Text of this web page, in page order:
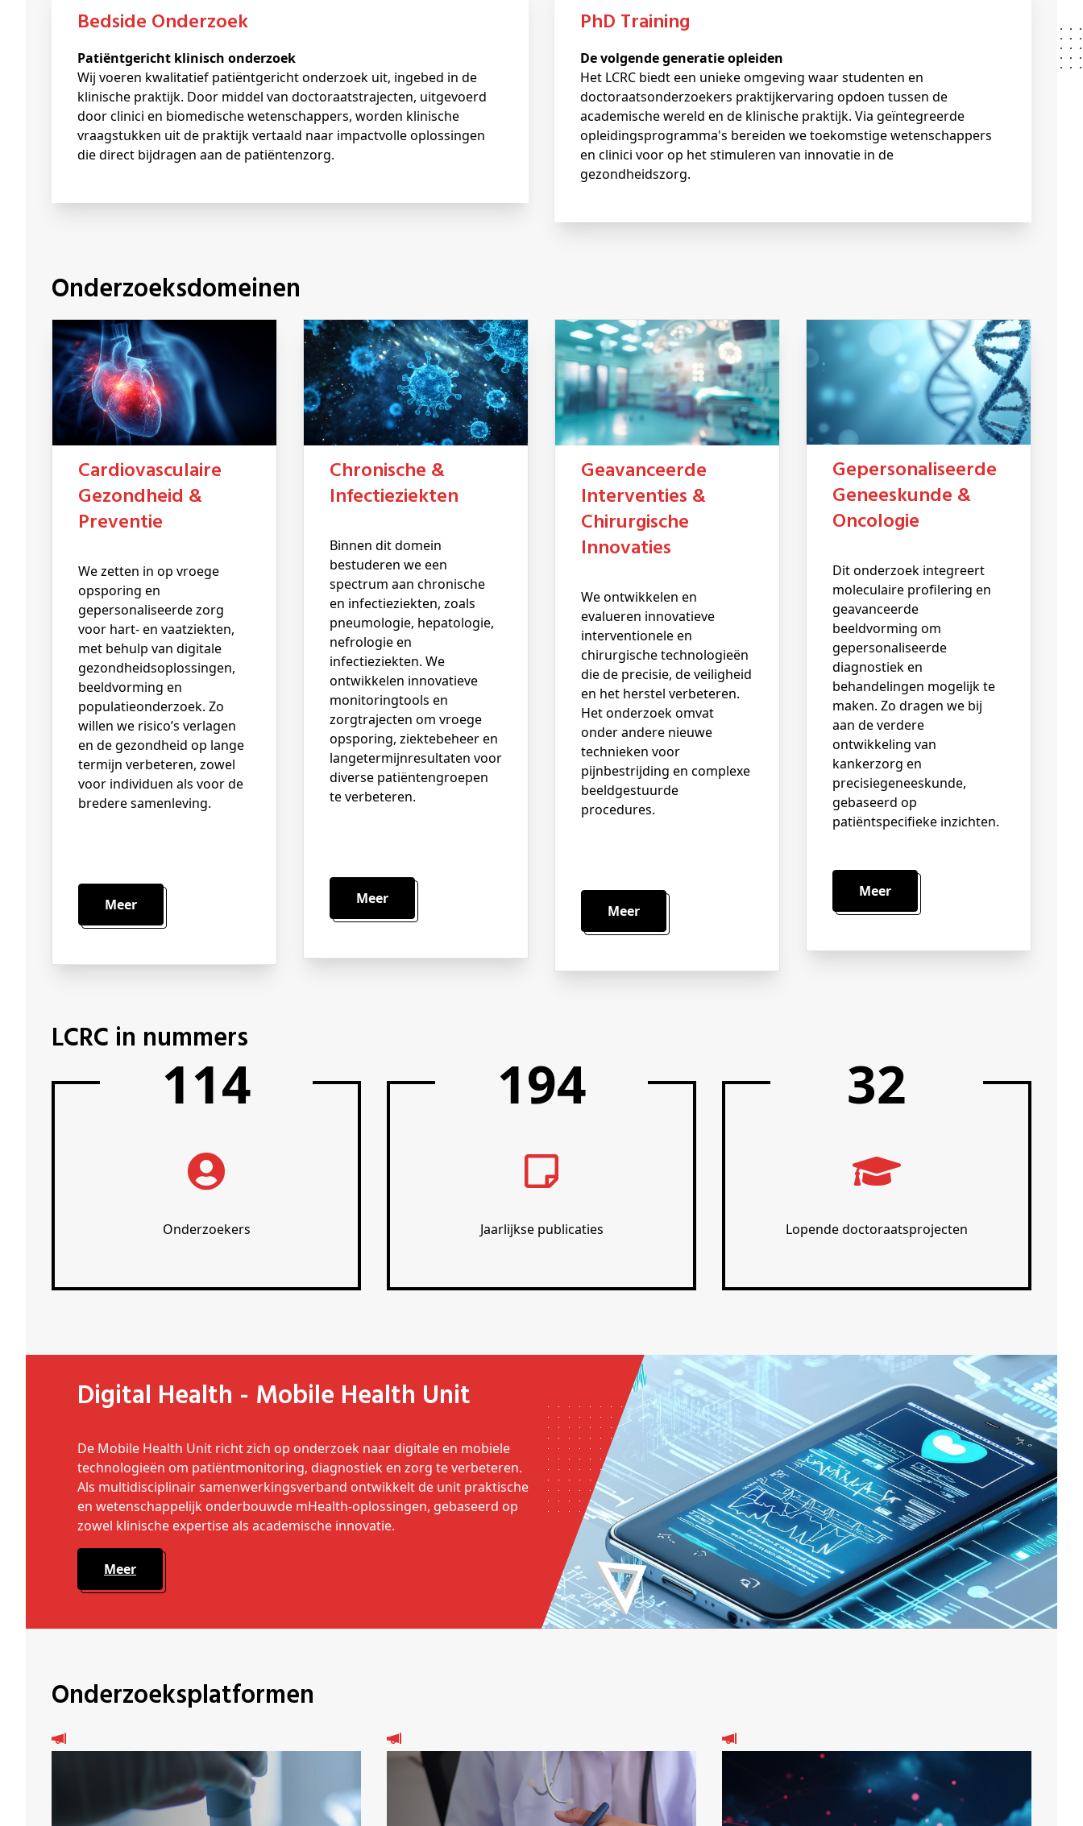
Bedside Onderzoek
Patiëntgericht klinisch onderzoek
Wij voeren kwalitatief patiëntgericht onderzoek uit, ingebed in de
klinische praktijk. Door middel van doctoraatstrajecten, uitgevoerd
door clinici en biomedische wetenschappers, worden klinische
vraagstukken uit de praktijk vertaald naar impactvolle oplossingen
die direct bijdragen aan de patiëntenzorg.
PhD Training
De volgende generatie opleiden
Het LCRC biedt een unieke omgeving waar studenten en
doctoraatsonderzoekers praktijkervaring opdoen tussen de
academische wereld en de klinische praktijk. Via geïntegreerde
opleidingsprogramma's bereiden we toekomstige wetenschappers
en clinici voor op het stimuleren van innovatie in de
gezondheidszorg.
Onderzoeksdomeinen
Cardiovasculaire
Gezondheid &
Preventie
We zetten in op vroege
opsporing en
gepersonaliseerde zorg
voor hart- en vaatziekten,
met behulp van digitale
gezondheidsoplossingen,
beeldvorming en
populatieonderzoek. Zo
willen we risico’s verlagen
en de gezondheid op lange
termijn verbeteren, zowel
voor individuen als voor de
bredere samenleving.
Meer
Chronische &
Infectieziekten
Binnen dit domein
bestuderen we een
spectrum aan chronische
en infectieziekten, zoals
pneumologie, hepatologie,
nefrologie en
infectieziekten. We
ontwikkelen innovatieve
monitoringtools en
zorgtrajecten om vroege
opsporing, ziektebeheer en
langetermijnresultaten voor
diverse patiëntengroepen
te verbeteren.
Meer
Geavanceerde
Interventies &
Chirurgische
Innovaties
We ontwikkelen en
evalueren innovatieve
interventionele en
chirurgische technologieën
die de precisie, de veiligheid
en het herstel verbeteren.
Het onderzoek omvat
onder andere nieuwe
technieken voor
pijnbestrijding en complexe
beeldgestuurde
procedures.
Meer
Gepersonaliseerde
Geneeskunde &
Oncologie
Dit onderzoek integreert
moleculaire profilering en
geavanceerde
beeldvorming om
gepersonaliseerde
diagnostiek en
behandelingen mogelijk te
maken. Zo dragen we bij
aan de verdere
ontwikkeling van
kankerzorg en
precisiegeneeskunde,
gebaseerd op
patiëntspecifieke inzichten.
Meer
LCRC in nummers
117
Onderzoekers
200
Jaarlijkse publicaties
33
Lopende doctoraatsprojecten
Digital Health - Mobile Health Unit
De Mobile Health Unit richt zich op onderzoek naar digitale en mobiele
technologieën om patiëntmonitoring, diagnostiek en zorg te verbeteren.
Als multidisciplinair samenwerkingsverband ontwikkelt de unit praktische
en wetenschappelijk onderbouwde mHealth-oplossingen, gebaseerd op
zowel klinische expertise als academische innovatie.
Meer
Onderzoeksplatformen